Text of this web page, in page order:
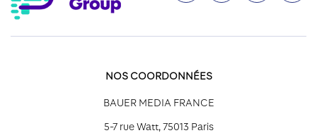
NOS COORDONNÉES
BAUER MEDIA FRANCE
5-7 rue Watt, 75013 Paris